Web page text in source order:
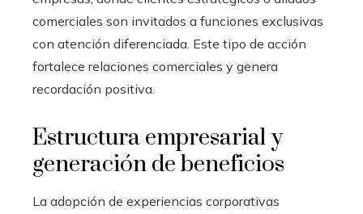
comerciales son invitados a funciones exclusivas
con atención diferenciada. Este tipo de acción
fortalece relaciones comerciales y genera
recordación positiva.
Estructura empresarial y
generación de beneficios
La adopción de experiencias corporativas